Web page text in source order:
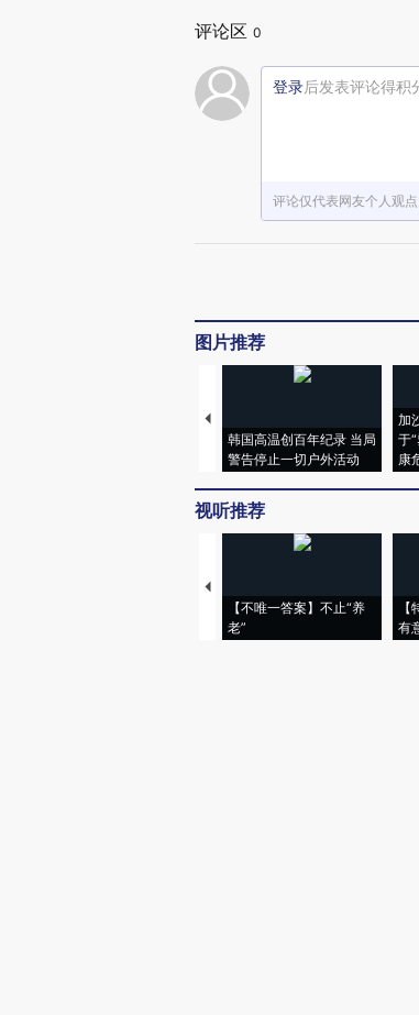
评论区 0
登录后发表评论得积
评论仅代表网友个人观
图片推荐
韩国高温创百年纪录 当局
警告停止一切户外活动
加
于
康
视听推荐
【不唯一答案】不止“养
老”
有